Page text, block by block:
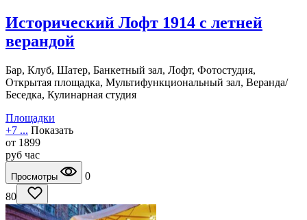
Исторический Лофт 1914 с летней
верандой
Бар, Клуб, Шатер, Банкетный зал, Лофт, Фотостудия,
Открытая площадка, Мультифункциональный зал, Веранда/
Беседка, Кулинарная студия
Площадки
+7 ... Показать
от 1899
руб час
Просмотры
0
80